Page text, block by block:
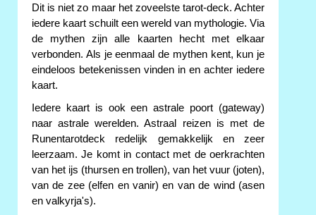
Dit is niet zo maar het zoveelste tarot-deck. Achter
iedere kaart schuilt een wereld van mythologie. Via
de mythen zijn alle kaarten hecht met elkaar
verbonden. Als je eenmaal de mythen kent, kun je
eindeloos betekenissen vinden in en achter iedere
kaart.
Iedere kaart is ook een astrale poort (gateway)
naar astrale werelden. Astraal reizen is met de
Runentarotdeck redelijk gemakkelijk en zeer
leerzaam. Je komt in contact met de oerkrachten
van het ijs (thursen en trollen), van het vuur (joten),
van de zee (elfen en vanir) en van de wind (asen
en valkyrja's).